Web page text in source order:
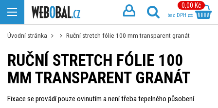
0,00 Kč
bez DPH
Úvodní stránka Ruční stretch fólie 100 mm transparent granát
RUČNÍ STRETCH FÓLIE 100
MM TRANSPARENT GRANÁT
Fixace se provádí pouze ovinutím a není třeba tepelného působení.